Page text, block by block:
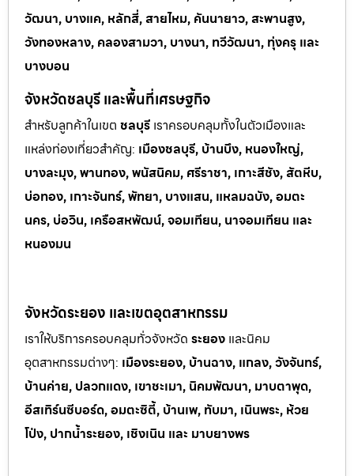
วัฒนา, บางแค, หลักสี่, สายไหม, คันนายาว, สะพานสูง,
วังทองหลาง, คลองสามวา, บางนา, ทวีวัฒนา, ทุ่งครุ และ
บางบอน
จังหวัดชลบุรี และพื้นที่เศรษฐกิจ
สำหรับลูกค้าในเขต ชลบุรี เราครอบคลุมทั้งในตัวเมืองและ
แหล่งท่องเที่ยวสำคัญ: เมืองชลบุรี, บ้านบึง, หนองใหญ่,
บางละมุง, พานทอง, พนัสนิคม, ศรีราชา, เกาะสีชัง, สัตหีบ,
บ่อทอง, เกาะจันทร์, พัทยา, บางแสน, แหลมฉบัง, อมตะ
นคร, บ่อวิน, เครือสหพัฒน์, จอมเทียน, นาจอมเทียน และ
หนองมน
จังหวัดระยอง และเขตอุตสาหกรรม
เราให้บริการครอบคลุมทั่วจังหวัด ระยอง และนิคม
อุตสาหกรรมต่างๆ: เมืองระยอง, บ้านฉาง, แกลง, วังจันทร์,
บ้านค่าย, ปลวกแดง, เขาชะเมา, นิคมพัฒนา, มาบตาพุด,
อีสเทิร์นซีบอร์ด, อมตะซิตี้, บ้านเพ, ทับมา, เนินพระ, ห้วย
โป่ง, ปากน้ำระยอง, เชิงเนิน และ มาบยางพร